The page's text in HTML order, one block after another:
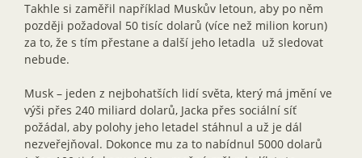
Takhle si zaměřil například Muskův letoun, aby po něm
později požadoval 50 tisíc dolarů (více než milion korun)
za to, že s tím přestane a další jeho letadla už sledovat
nebude.
Musk – jeden z nejbohatších lidí světa, který má jmění ve
výši přes 240 miliard dolarů, Jacka přes sociální síť
požádal, aby polohy jeho letadel stáhnul a už je dál
nezveřejňoval. Dokonce mu za to nabídnul 5000 dolarů